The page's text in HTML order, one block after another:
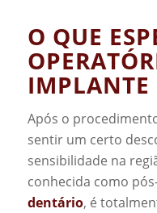
O QUE
IMPLANTE
Após o
sentir um certo
sensibilidade na
conhecida como
dentário, é